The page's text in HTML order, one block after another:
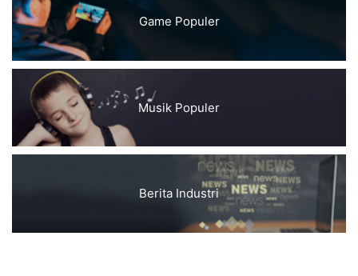
Game Populer
Musik Populer
Berita Industri